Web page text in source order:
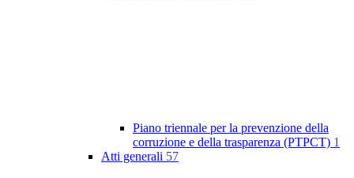
Piano triennale per la prevenzione della
corruzione e della trasparenza (PTPCT) 1
Atti generali 57